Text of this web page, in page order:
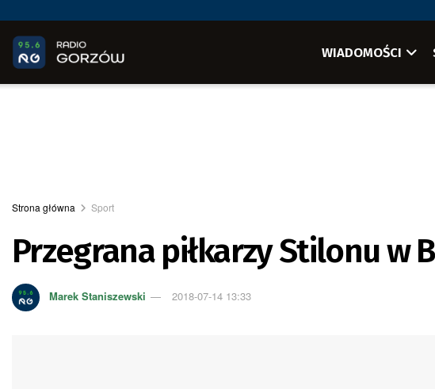
WIADOMOŚCI
Strona główna Sport
Przegrana piłkarzy Stilonu w
Marek Staniszewski 2018-07-14 13:33